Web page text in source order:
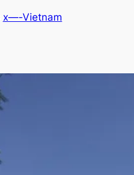
x—-Vietnam